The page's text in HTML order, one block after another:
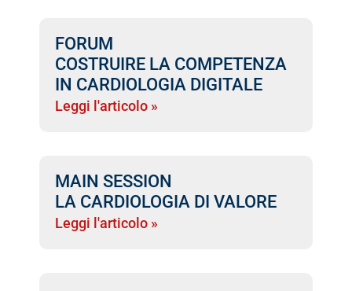
FORUM
COSTRUIRE LA COMPETENZA
IN CARDIOLOGIA DIGITALE
Leggi l'articolo »
MAIN SESSION
LA CARDIOLOGIA DI VALORE
Leggi l'articolo »